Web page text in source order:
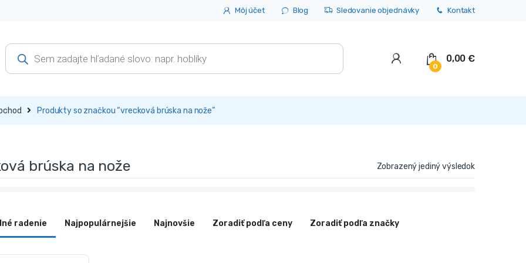
Môj účet Blog Sledovanie objednávky Kontakt
Products
search
0
0,00€
Produkty so značkou “vrecková brúska na nože”
brúska na nože Zobrazený jediný výsledok
radenie Najpopulárnejšie Najnovšie Zoradiť podľa ceny Zoradiť podľa značky